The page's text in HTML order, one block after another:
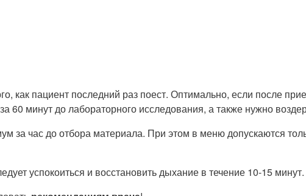
как пациент последний раз поест. Оптимально, если после
60 минут до лабораторного исследования, а также нужно
за час до отбора материала. При этом в меню допускаются
успокоиться и восстановить дыхание в течение 10-15 минут.